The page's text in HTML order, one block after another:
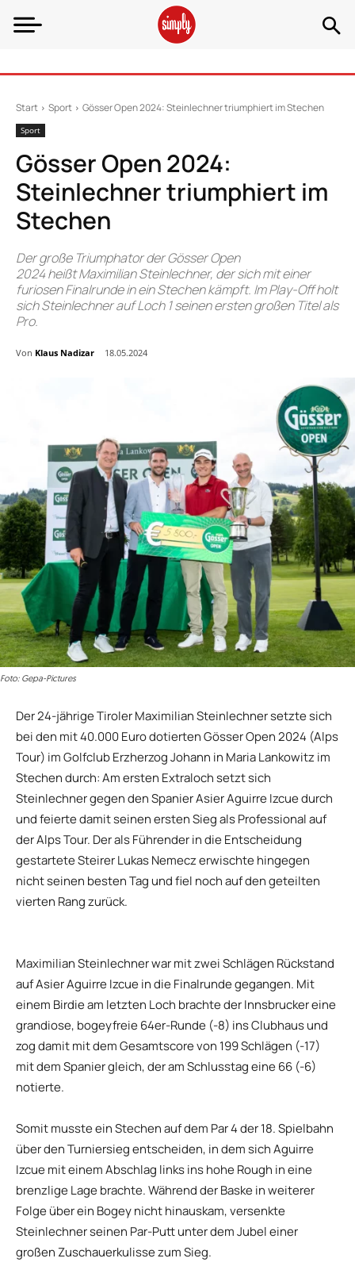
Start Sport Gösser Open 2024: Steinlechner triumphiert im Stechen
Sport
Gösser Open 2024:
Steinlechner triumphiert im
Stechen
Der große Triumphator der Gösser Open
2024 heißt Maximilian Steinlechner, der sich mit einer
furiosen Finalrunde in ein Stechen kämpft. Im Play-Off holt
sich Steinlechner auf Loch 1 seinen ersten großen Titel als
Pro.
Von Klaus Nadizar 18.05.2024
Foto: Gepa-Pictures
Der 24-jährige Tiroler Maximilian Steinlechner setzte sich
bei den mit 40.000 Euro dotierten Gösser Open 2024 (Alps
Tour) im Golfclub Erzherzog Johann in Maria Lankowitz im
Stechen durch: Am ersten Extraloch setzt sich
Steinlechner gegen den Spanier Asier Aguirre Izcue durch
und feierte damit seinen ersten Sieg als Professional auf
der Alps Tour. Der als Führender in die Entscheidung
gestartete Steirer Lukas Nemecz erwischte hingegen
nicht seinen besten Tag und fiel noch auf den geteilten
vierten Rang zurück.
Maximilian Steinlechner war mit zwei Schlägen Rückstand
auf Asier Aguirre Izcue in die Finalrunde gegangen. Mit
einem Birdie am letzten Loch brachte der Innsbrucker eine
grandiose, bogeyfreie 64er-Runde (-8) ins Clubhaus und
zog damit mit dem Gesamtscore von 199 Schlägen (-17)
mit dem Spanier gleich, der am Schlusstag eine 66 (-6)
notierte.
Somit musste ein Stechen auf dem Par 4 der 18. Spielbahn
über den Turniersieg entscheiden, in dem sich Aguirre
Izcue mit einem Abschlag links ins hohe Rough in eine
brenzlige Lage brachte. Während der Baske in weiterer
Folge über ein Bogey nicht hinauskam, versenkte
Steinlechner seinen Par-Putt unter dem Jubel einer
großen Zuschauerkulisse zum Sieg.